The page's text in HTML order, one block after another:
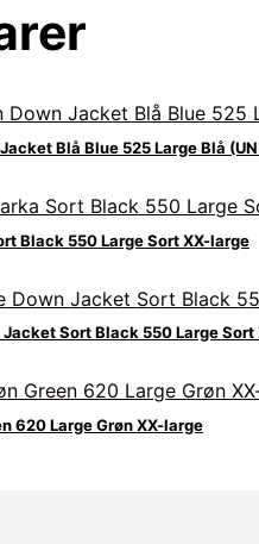
Blå Blue 525 Large Blå
Black 550 Large Sort XX-large
Sort Black 550 Large Sort
620 Large Grøn XX-large